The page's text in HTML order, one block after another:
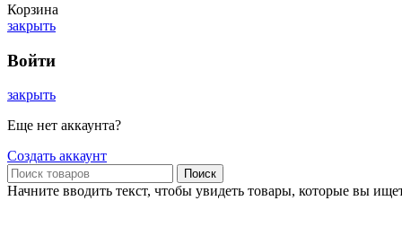
Корзина
закрыть
Войти
закрыть
Еще нет аккаунта?
Создать аккаунт
Поиск
Начните вводить текст, чтобы увидеть товары, которые вы